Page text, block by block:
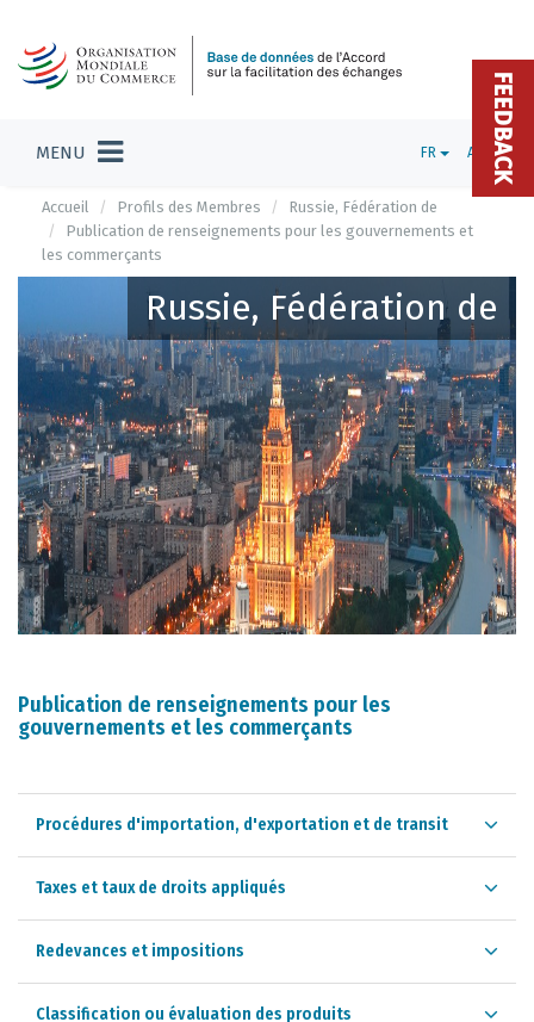
MENU FR ADMIN
Accueil Profils des Membres
Russie, Fédération de
Publication de renseignements pour les gouvernements et
les commerçants
Russie, Fédération de
Publication de renseignements pour les
gouvernements et les commerçants
Procédures d'importation, d'exportation et de transit
Taxes et taux de droits appliqués
Redevances et impositions
Classification ou évaluation des produits
FEEDBACK